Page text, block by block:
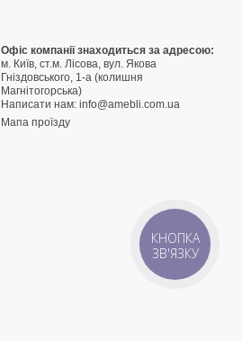
Офіс компанії знаходиться за адресою:
м. Київ, ст.м. Лісова, вул. Якова
Гніздовського, 1-а (колишня
Магнітогорська)
Написати нам:info@amebli.com.ua
Мапа проїзду
КНОПКА
ЗВ'ЯЗКУ